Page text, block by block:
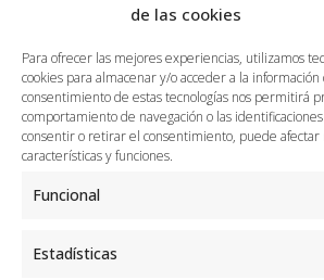
de las cookies
Para ofrecer las mejores experiencias, utilizamos
cookies para almacenar y/o acceder a la
consentimiento de estas tecnologías nos permitirá
comportamiento de navegación o las
consentir o retirar el consentimiento, puede
características y funciones.
Funcional
Estadísticas